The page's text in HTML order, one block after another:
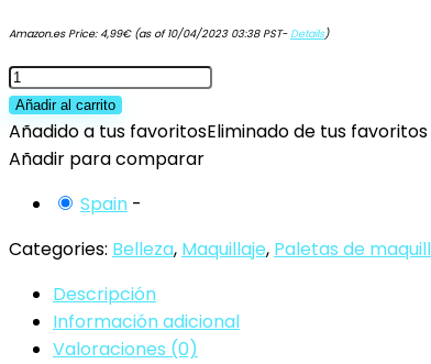
Amazon.es Price: 4,99€(as of 10/04/2023 03:38 PST-Details)
Markwins
Essentials
Define
-
Bronceador
Iluminador
con
Brocha
Añadir al carrito
Añadido a tus favoritosEliminado de tus favoritos
Añadir para comparar
Spain -
Categories: Belleza, Maquillaje, Paletas de
Descripción
Información adicional
Valoraciones (0)